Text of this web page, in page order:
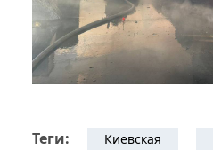
Теги: Киевская